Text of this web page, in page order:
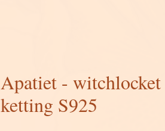
Apatiet - witchlocket
ketting S925